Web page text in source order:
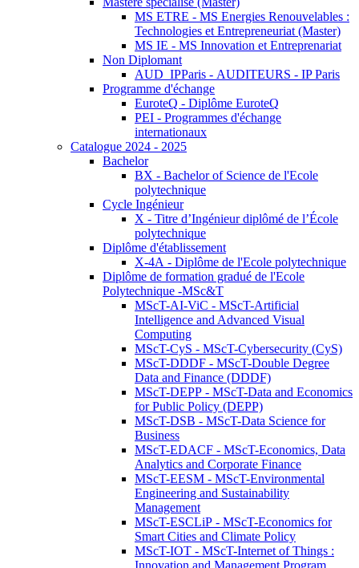
MS ETRE - MS Energies Renouvelables :
Technologies et Entrepreneuriat (Master)
MS IE - MS Innovation et Entreprenariat
Non Diplomant
AUD_IPParis - AUDITEURS - IP Paris
Programme d'échange
EuroteQ - Diplôme EuroteQ
PEI - Programmes d'échange
internationaux
Catalogue 2024 - 2025
Bachelor
BX - Bachelor of Science de l'Ecole
polytechnique
Cycle Ingénieur
X - Titre d’Ingénieur diplômé de l’École
polytechnique
Diplôme d'établissement
X-4A - Diplôme de l'Ecole polytechnique
Diplôme de formation gradué de l'Ecole
Polytechnique -MSc&T
MScT-AI-ViC - MScT-Artificial
Intelligence and Advanced Visual
Computing
MScT-CyS - MScT-Cybersecurity (CyS)
MScT-DDDF - MScT-Double Degree
Data and Finance (DDDF)
MScT-DEPP - MScT-Data and Economics
for Public Policy (DEPP)
MScT-DSB - MScT-Data Science for
Business
MScT-EDACF - MScT-Economics, Data
Analytics and Corporate Finance
MScT-EESM - MScT-Environmental
Engineering and Sustainability
Management
MScT-ESCLiP - MScT-Economics for
Smart Cities and Climate Policy
MScT-IOT - MScT-Internet of Things :
Innovation and Management Program